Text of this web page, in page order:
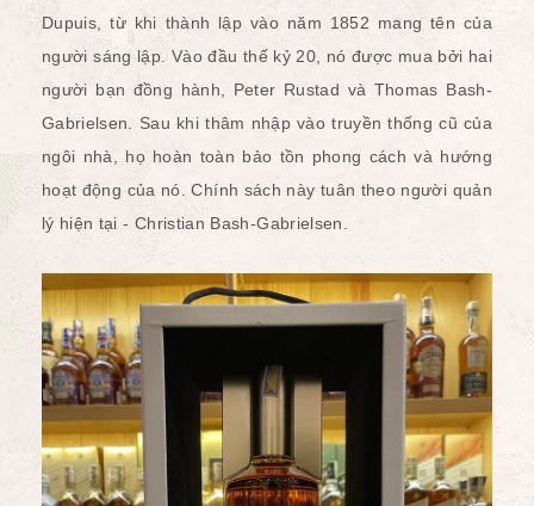
Dupuis, từ khi thành lập vào năm 1852 mang tên của
người sáng lập. Vào đầu thế kỷ 20, nó được mua bởi hai
người bạn đồng hành, Peter Rustad và Thomas Bash-
Gabrielsen. Sau khi thâm nhập vào truyền thống cũ của
ngôi nhà, họ hoàn toàn bảo tồn phong cách và hướng
hoạt động của nó.Chính sách này tuân theo người quản
lý hiện tại - Christian Bash-Gabrielsen.